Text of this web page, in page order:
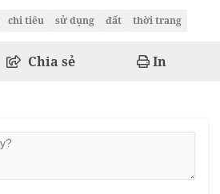
chi tiêu sử dụng đất thời trang
Chia sẻ In